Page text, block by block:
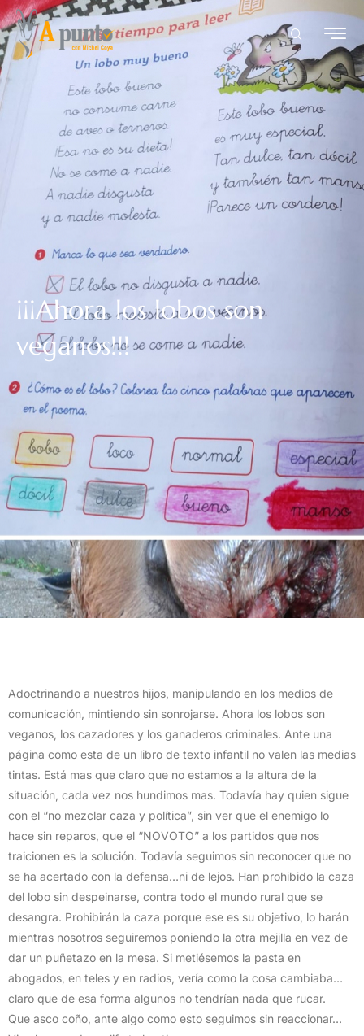
¡¡¡Ahora los lobos son
veganos!!!
Adoctrinando a nuestros hijos, manipulando en los medios de
comunicación, mintiendo sin sonrojarse. Ahora los lobos son
veganos, los cazadores y los ganaderos criminales. Ante una
página como esta de un libro de texto infantil no valen las medias
tintas. Está mas que claro que no estamos a la altura de la
situación, cada vez nos hundimos mas. Todavía hay quien sigue
con el “no mezclar caza y política”, sin ver que el enemigo lo
hace sin reparos, que el “NOVOTO” a los partidos que nos
traicionen es la solución. Todavía seguimos sin reconocer que no
se ha acertado con la defensa…ni de lejos. Han prohibido la caza
del lobo sin despeinarse, contra todo el mundo rural que se
desangra. Prohibirán la caza porque ese es su objetivo, lo harán
mientras nosotros seguiremos poniendo la otra mejilla en vez de
dar un puñetazo en la mesa. Si metiésemos la pasta en
abogados, en teles y en radios, vería como la cosa cambiaba…
claro que de esa forma algunos no tendrían nada que rucar.
Que asco coño, ante algo como esto seguimos sin reaccionar…